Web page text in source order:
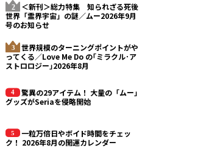
＜新刊＞総力特集 知られざる死後
世界「霊界宇宙」の謎／ムー2026年9月
号のお知らせ
世界規模のターニングポイントがや
ってくる／Love Me Do の｢ミラクル･ア
ストロロジー｣2026年8月
驚異の29アイテム！ 大量の「ムー」
グッズがSeriaを侵略開始
一粒万倍日やボイド時間をチェッ
ク！ 2026年8月の開運カレンダー